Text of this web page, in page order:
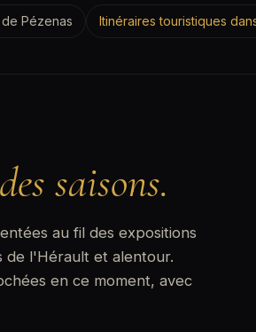
de Pézenas Itinéraires touristiques
saisons.
au fil des expositions
de l'Hérault et alentour.
en ce moment, avec